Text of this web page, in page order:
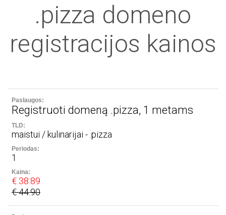
.pizza domeno
registracijos kainos
Registruoti domeną .pizza, 1 metams
maistui / kulinarijai - .pizza
1
€ 38.89
€ 44.90